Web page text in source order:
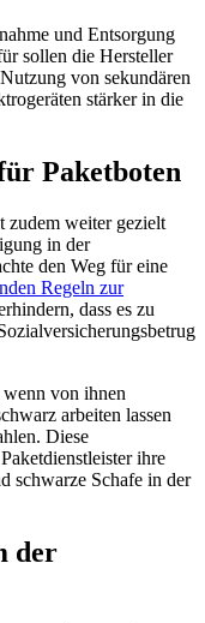
und Entsorgung
sollen die Hersteller
von sekundären
stärker in die
Paketboten
zudem weiter gezielt
in der
den Weg für eine
Regeln zur
dass es zu
wenn von ihnen
arbeiten lassen
Diese
ihre
schwarze Schafe in der
der